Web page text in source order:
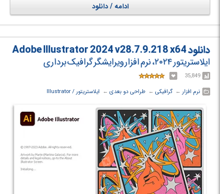
ادامه / دانلود
دانلود Adobe Illustrator 2024 v28.7.9.218 x64
ایلاستریتور ۲۰۲۴، نرم افزار ویرایشگر گرافیک برداری
35,849
نرم افزار ← ‏گرافیکی ← ‏ طراحی دو بعدی ← ‏ ایلاستریتور / Illustrator